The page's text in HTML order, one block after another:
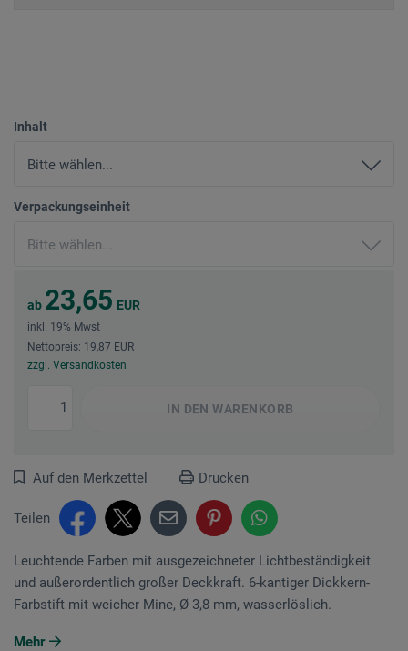
Inhalt
Verpackungseinheit
ab 23,65 EUR
inkl. 19% Mwst
Nettopreis: 19,87 EUR
zzgl. Versandkosten
IN DEN WARENKORB
Auf den Merkzettel Drucken
Teilen
Leuchtende Farben mit ausgezeichneter Lichtbeständigkeit
und außerordentlich großer Deckkraft. 6-kantiger Dickkern-
Farbstift mit weicher Mine, Ø 3,8 mm, wasserlöslich.
Mehr